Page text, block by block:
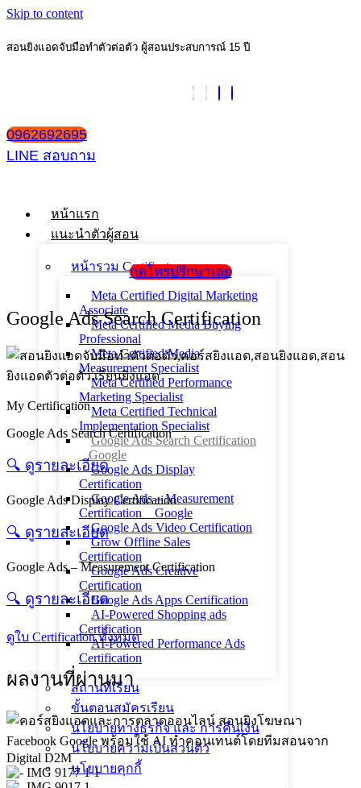
Skip to content
สอนยิงแอดจับมือทำตัวต่อตัว ผู้สอนประสบการณ์ 15 ปี
0962692695
LINE สอบถาม
หน้าแรก
แนะนำตัวผู้สอน
หน้ารวม Certificate
Meta Certified Digital Marketing
Associate
Meta Certified Media Buying
Professional
Meta Certified Media
Measurement Specialist
Meta Certified Performance
Marketing Specialist
Meta Certified Technical
Implementation Specialist
Google Ads Search Certification
_ Google
Google Ads Display
Certification
Google Ads – Measurement
Certification _ Google
Google Ads Video Certification
Grow Offline Sales
Certification
Google Ads Creative
Certification
Google Ads Apps Certification
AI-Powered Shopping ads
Certification
AI-Powered Performance Ads
Certification
สถานที่เรียน
ขั้นตอนสมัครเรียน
นโยบายทางธุรกิจ และ การคืนเงิน
นโยบายความเป็นส่วนตัว
นโยบายคุกกี้
กดโทรปรึกษาเลย
Google Ads Search Certification
My Certification
Google Ads Search Certification
🔍︎ ดูรายละเอียด
Google Ads Display Certification
🔍︎ ดูรายละเอียด
Google Ads – Measurement Certification
🔍︎ ดูรายละเอียด
ดูใบ Certification ทั้งหมด
ผลงานที่ผ่านมา